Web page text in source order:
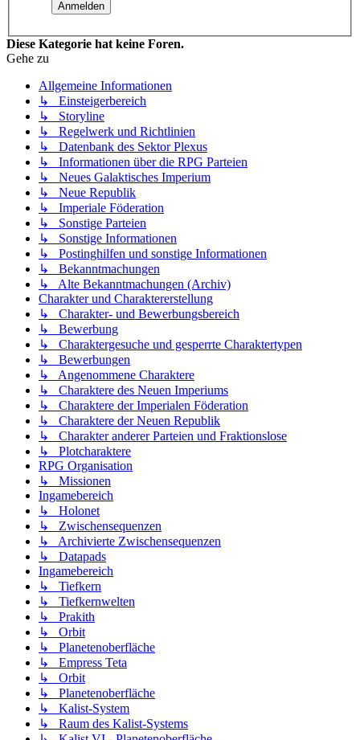
Diese Kategorie hat keine Foren.
Gehe zu
Allgemeine Informationen
↳ Einsteigerbereich
↳ Storyline
↳ Regelwerk und Richtlinien
↳ Datenbank des Sektor Plexus
↳ Informationen über die RPG Parteien
↳ Neues Galaktisches Imperium
↳ Neue Republik
↳ Imperiale Föderation
↳ Sonstige Parteien
↳ Sonstige Informationen
↳ Postinghilfen und sonstige Informationen
↳ Bekanntmachungen
↳ Alte Bekanntmachungen (Archiv)
Charakter und Charaktererstellung
↳ Charakter- und Bewerbungsbereich
↳ Bewerbung
↳ Charaktergesuche und gesperrte Charaktertypen
↳ Bewerbungen
↳ Angenommene Charaktere
↳ Charaktere des Neuen Imperiums
↳ Charaktere der Imperialen Föderation
↳ Charaktere der Neuen Republik
↳ Charakter anderer Parteien und Fraktionslose
↳ Plotcharaktere
RPG Organisation
↳ Missionen
Ingamebereich
↳ Holonet
↳ Zwischensequenzen
↳ Archivierte Zwischensequenzen
↳ Datapads
Ingamebereich
↳ Tiefkern
↳ Tiefkernwelten
↳ Prakith
↳ Orbit
↳ Planetenoberfläche
↳ Empress Teta
↳ Orbit
↳ Planetenoberfläche
↳ Kalist-System
↳ Raum des Kalist-Systems